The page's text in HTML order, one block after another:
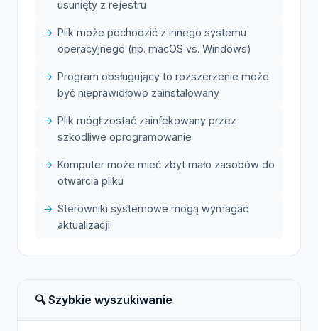
usunięty z rejestru
Plik może pochodzić z innego systemu
operacyjnego (np. macOS vs. Windows)
Program obsługujący to rozszerzenie może
być nieprawidłowo zainstalowany
Plik mógł zostać zainfekowany przez
szkodliwe oprogramowanie
Komputer może mieć zbyt mało zasobów do
otwarcia pliku
Sterowniki systemowe mogą wymagać
aktualizacji
🔍 Szybkie wyszukiwanie